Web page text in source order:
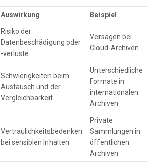
Auswirkung Beispiel
Risiko der
Datenbeschädigung oder
-verluste
Versagen bei
Cloud-Archiven
Schwierigkeiten beim
Austausch und der
Vergleichbarkeit
Unterschiedliche
Formate in
internationalen
Archiven
Vertraulichkeitsbedenken
bei sensiblen Inhalten
Private
Sammlungen in
öffentlichen
Archiven